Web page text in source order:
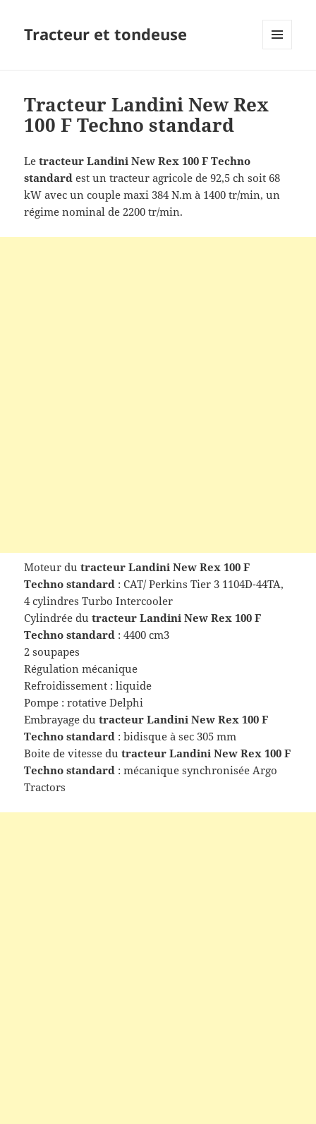
Tracteur et tondeuse
Tracteur Landini New Rex
100 F Techno standard
Letracteur Landini New Rex 100 F Techno
standard est un tracteur agricole de 92,5 ch soit 68
kW avec un couple maxi 384 N.m à 1400 tr/min, un
régime nominal de 2200 tr/min.
Moteur dutracteur Landini New Rex 100 F
Techno standard : CAT/ Perkins Tier 3 1104D-44TA,
4 cylindres Turbo Intercooler
Cylindrée dutracteur Landini New Rex 100 F
Techno standard : 4400 cm3
2 soupapes
Régulation mécanique
Refroidissement : liquide
Pompe : rotative Delphi
Embrayage du tracteur Landini New Rex 100 F
Techno standard : bidisque à sec 305 mm
Boite de vitesse dutracteur Landini New Rex 100 F
Techno standard : mécanique synchronisée Argo
Tractors